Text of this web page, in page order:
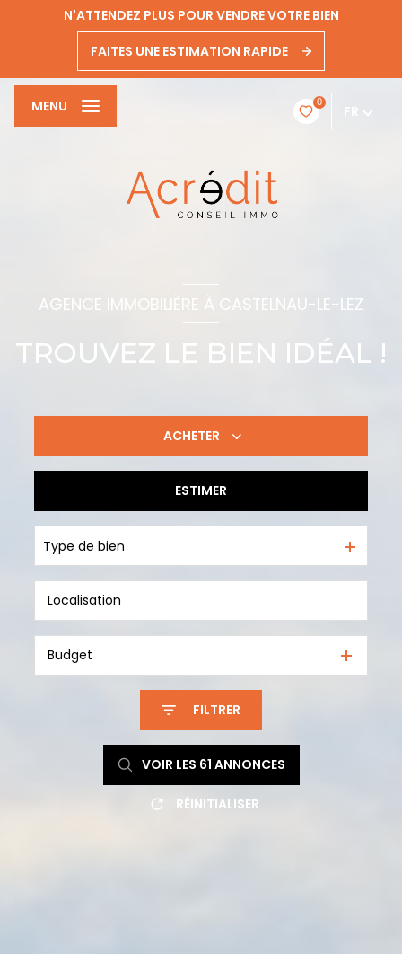
N'ATTENDEZ PLUS POUR VENDRE VOTRE BIEN
FAITES UNE ESTIMATION RAPIDE
0
FR
MENU
AGENCE IMMOBILIÈRE À CASTELNAU-LE-LEZ
TROUVEZ LE BIEN IDÉAL !
ACHETER
ESTIMER
Type de bien
Budget
FILTRER
VOIR LES 61 ANNONCES
RÉINITIALISER